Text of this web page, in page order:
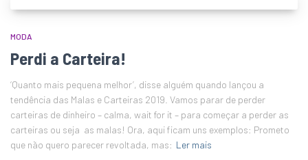
MODA
Perdi a Carteira!
‘Quanto mais pequena melhor’, disse alguém quando lançou a
tendência das Malas e Carteiras 2019. Vamos parar de perder
carteiras de dinheiro – calma, wait for it – para começar a perder as
carteiras ou seja as malas! Ora, aqui ficam uns exemplos: Prometo
que não quero parecer revoltada, mas: Ler mais